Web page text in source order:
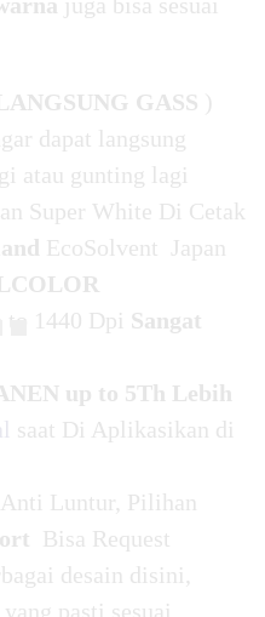
GASS )
dapat langsung
atau gunting lagi
Super White Di Cetak
EcoSolvent Japan
to 1440 Dpi Sangat
up to 5Th Lebih
saat Di Aplikasikan di
Luntur, Pilihan
Bisa Request
desain disini,
pasti sesuai